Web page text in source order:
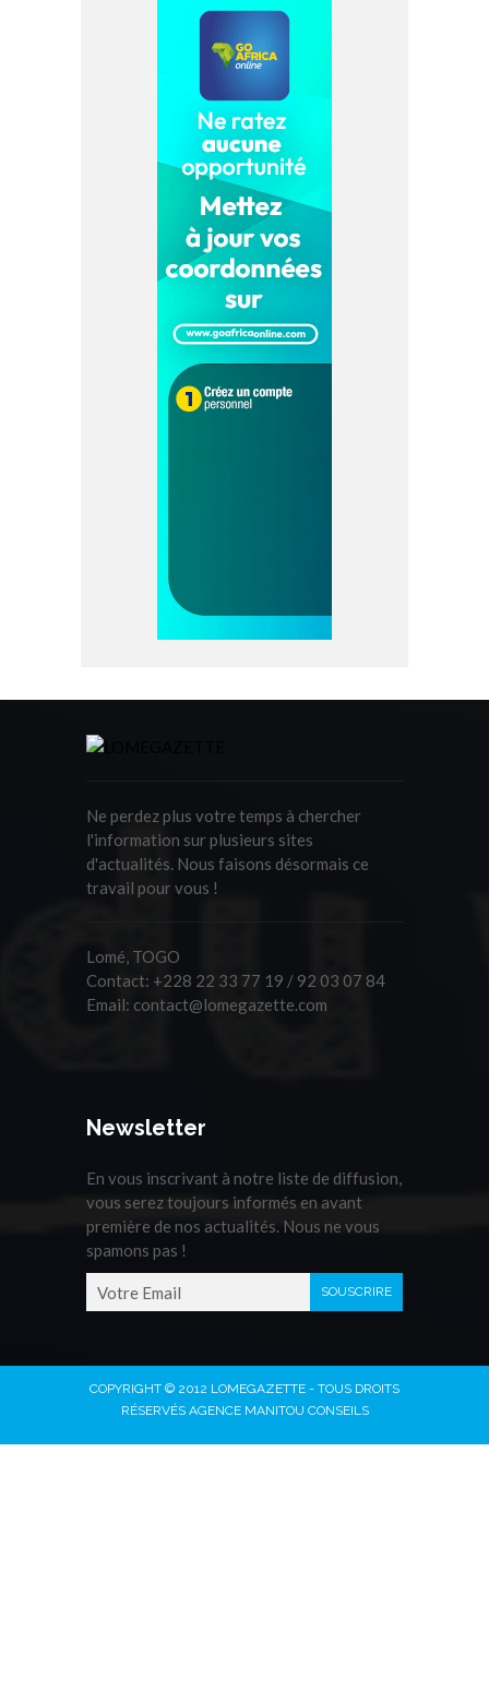
Ne perdez plus votre temps à chercher
l'information sur plusieurs sites
d'actualités. Nous faisons désormais ce
travail pour vous !
Lomé, TOGO
Contact: +228 22 33 77 19 / 92 03 07 84
Email: contact@lomegazette.com
Newsletter
En vous inscrivant à notre liste de diffusion,
vous serez toujours informés en avant
première de nos actualités. Nous ne vous
spamons pas !
COPYRIGHT © 2012 LOMEGAZETTE - TOUS DROITS
RÉSERVÉS AGENCE MANITOU CONSEILS